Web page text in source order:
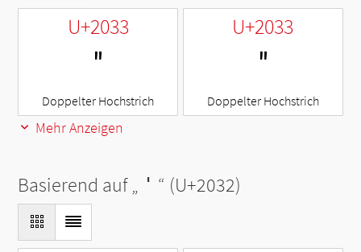
U+2033
″
Doppelter Hochstrich
U+2033
″
Doppelter Hochstrich
Mehr Anzeigen
Basierend auf „ ′ “ (U+2032)